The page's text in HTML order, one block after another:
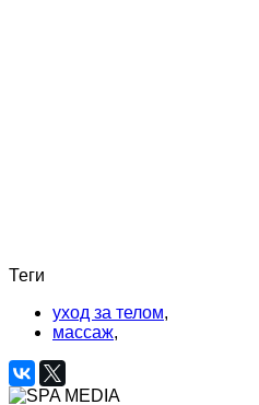
Теги
уход за телом,
массаж,